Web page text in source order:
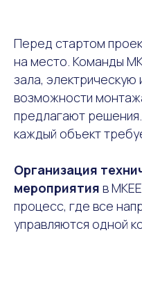
Перед стартом
на место. Команды
зала, электрическую
возможности
предлагают
каждый объект
Организация
мероприятия в
процесс, где все
управляются одной